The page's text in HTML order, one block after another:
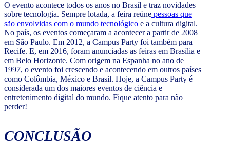
O evento acontece todos os anos no Brasil e traz novidades
sobre tecnologia. Sempre lotada, a feira reúne pessoas que
são envolvidas com o mundo tecnológico e a cultura digital.
No país, os eventos começaram a acontecer a partir de 2008
em São Paulo. Em 2012, a Campus Party foi também para
Recife. E, em 2016, foram anunciadas as feiras em Brasília e
em Belo Horizonte. Com origem na Espanha no ano de
1997, o evento foi crescendo e acontecendo em outros países
como Colômbia, México e Brasil. Hoje, a Campus Party é
considerada um dos maiores eventos de ciência e
entretenimento digital do mundo. Fique atento para não
perder!
CONCLUSÃO